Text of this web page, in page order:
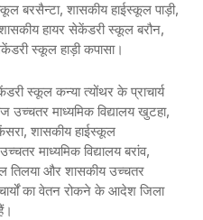
बरसैन्टा, शासकीय हाईस्कूल पाड़ी,
हायर सेकेंडरी स्कूल बरौन,
स्कूल हाड़ी कपासा।
स्कूल कन्या त्योंथर के प्राचार्य
उच्चतर माध्यमिक विद्यालय खुटहा,
शासकीय हाईस्कूल
माध्यमिक विद्यालय बरांव,
और शासकीय उच्चतर
का वेतन रोकने के आदेश जिला